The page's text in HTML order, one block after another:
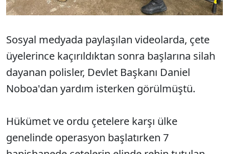
Sosyal medyada paylaşılan videolarda, çete
üyelerince kaçırıldıktan sonra başlarına silah
dayanan polisler, Devlet Başkanı Daniel
Noboa'dan yardım isterken görülmüştü.
Hükümet ve ordu çetelere karşı ülke
genelinde operasyon başlatırken 7